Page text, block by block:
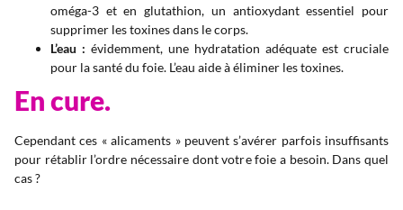
oméga-3 et en glutathion, un antioxydant essentiel pour
supprimer les toxines dans le corps.
L’eau : évidemment, une hydratation adéquate est cruciale
pour la santé du foie. L’eau aide à éliminer les toxines.
En cure.
Cependant ces « alicaments » peuvent s’avérer parfois insuffisants
pour rétablir l’ordre nécessaire dont votre foie a besoin. Dans quel
cas ?